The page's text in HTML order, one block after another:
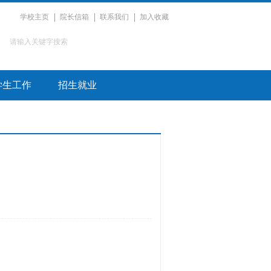
学校主页 院长信箱 联系我们 加入收藏
生工作 招生就业